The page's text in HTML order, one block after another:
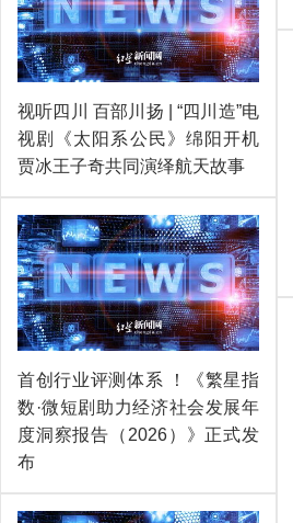
视听四川 百部川扬 | “四川造”电
视剧《太阳系公民》绵阳开机
贾冰王子奇共同演绎航天故事
首创行业评测体系 ！《繁星指
数·微短剧助力经济社会发展年
度洞察报告（2026）》正式发
布